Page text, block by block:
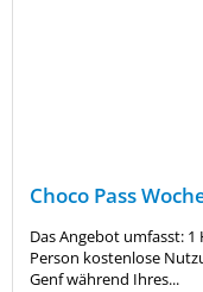
Choco Pass
Das Angebot umfasst:
Person kostenlose
Genf während Ihres...